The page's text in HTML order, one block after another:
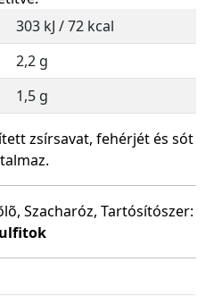
303 kJ / 72 kcal
2,2 g
1,5 g
zsírsavat, fehérjét és sót
Szacharóz, Tartósítószer: